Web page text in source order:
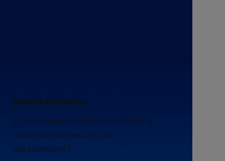
Sports et loisirs.
Et si chaque aventure estivale a
commencé avec le bon
équipement?